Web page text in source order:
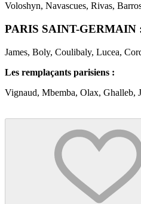
Voloshyn, Navascues, Rivas,
PARIS SAINT-GERMAIN
James, Boly, Coulibaly, Lucea,
Les remplaçants parisiens :
Vignaud, Mbemba, Olax, Ghalleb,